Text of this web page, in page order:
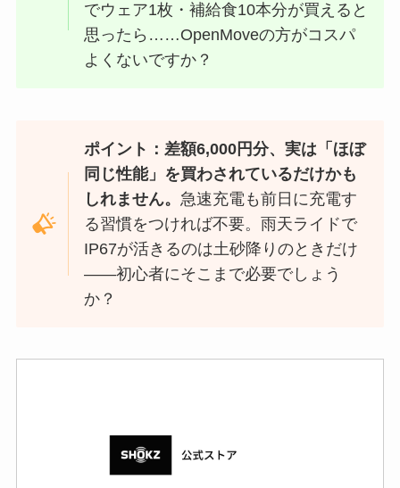
でウェア1枚・補給食10本分が買えると
思ったら……OpenMoveの方がコスパ
よくないですか？
ポイント：差額6,000円分、実は「ほぼ
同じ性能」を買わされているだけかも
しれません。 急速充電も前日に充電す
る習慣をつければ不要。雨天ライドで
IP67が活きるのは土砂降りのときだけ
——初心者にそこまで必要でしょう
か？